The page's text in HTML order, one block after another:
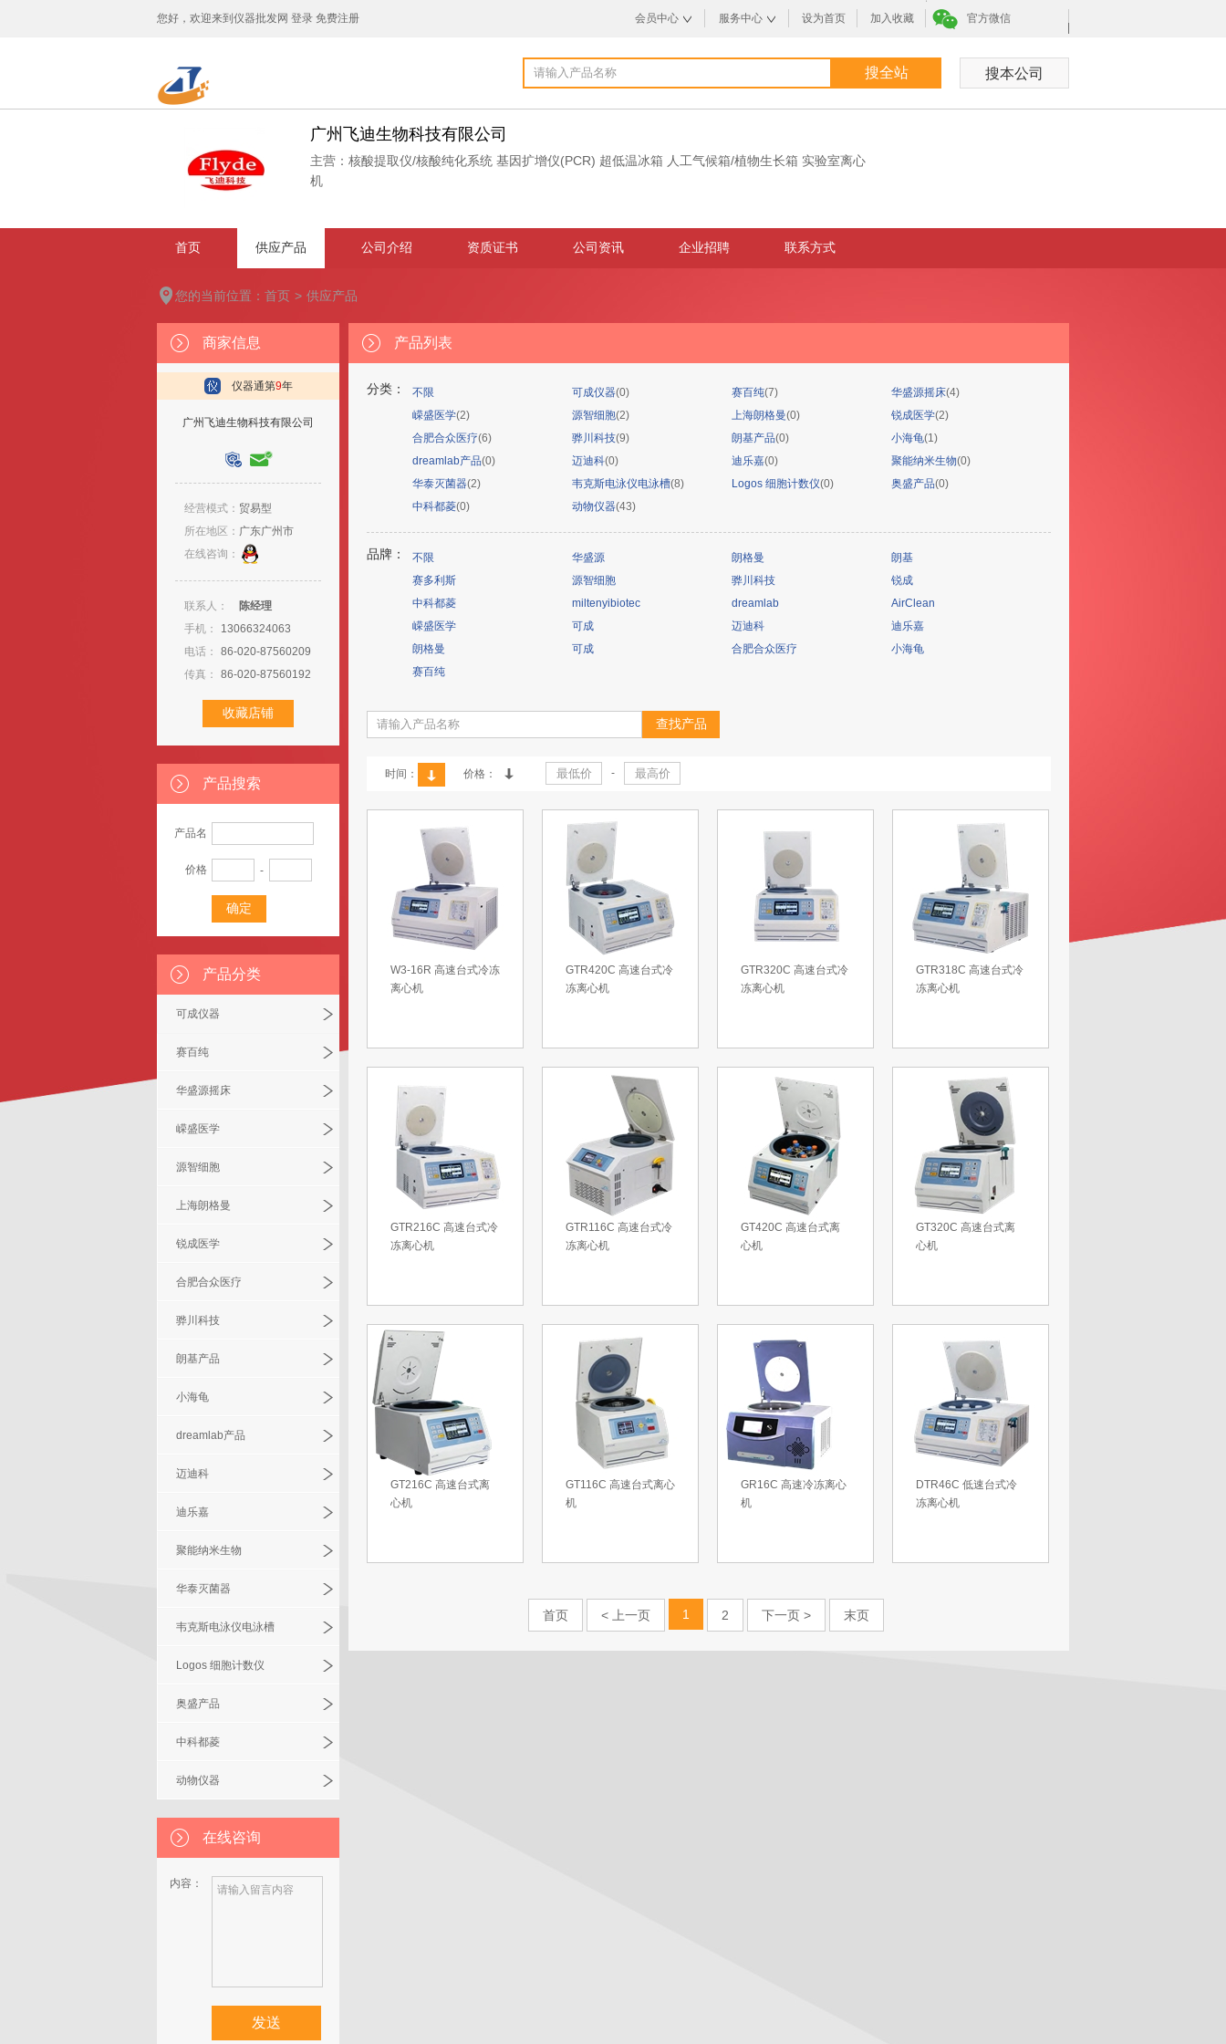
您好，欢迎来到 仪器批发网 登录 免费注册 会员中心 服务中心 设为首页 加入收藏 官方微信
广州飞迪生物科技有限公司
主营： 核酸提取仪/核酸纯化系统 基因扩增仪(PCR) 超低温冰箱 人工气候箱/植物生长箱 实验室离心
机
首页 供应产品 公司介绍 资质证书 公司资讯 企业招聘 联系方式
您的当前位置： 首页 > 供应产品
商家信息
仪器通第9年
广州飞迪生物科技有限公司
经营模式： 贸易型
所在地区： 广东广州市
在线咨询：
联系人：
陈经理
手机：
13066324063
电话：
86-020-87560209
传真：
86-020-87560192
产品搜索
产品名
价格 -
产品分类
可成仪器
赛百纯
华盛源摇床
嵘盛医学
源智细胞
上海朗格曼
锐成医学
合肥合众医疗
骅川科技
朗基产品
小海龟
dreamlab产品
迈迪科
迪乐嘉
聚能纳米生物
华泰灭菌器
韦克斯电泳仪电泳槽
Logos 细胞计数仪
奥盛产品
中科都菱
动物仪器
在线咨询
内容：
产品列表
分类： 不限 可成仪器(0) 赛百纯(7) 华盛源摇床(4)
嵘盛医学(2) 源智细胞(2) 上海朗格曼(0) 锐成医学(2)
合肥合众医疗(6) 骅川科技(9) 朗基产品(0) 小海龟(1)
dreamlab产品(0) 迈迪科(0) 迪乐嘉(0) 聚能纳米生物(0)
华泰灭菌器(2) 韦克斯电泳仪电泳槽(8) Logos 细胞计数仪(0) 奥盛产品(0)
中科都菱(0) 动物仪器(43)
品牌： 不限 华盛源 朗格曼
朗基
赛多利斯
源智细胞 骅川科技
锐成
中科都菱
miltenyibiotec dreamlab
AirClean
嵘盛医学
可成 迈迪科
迪乐嘉
朗格曼
可成 合肥合众医疗
小海龟
赛百纯
时间： 价格： -
W3-16R 高速台式冷冻
离心机
GTR420C 高速台式冷
冻离心机
GTR320C 高速台式冷
冻离心机
GTR318C 高速台式冷
冻离心机
GTR216C 高速台式冷
冻离心机
GTR116C 高速台式冷
冻离心机
GT420C 高速台式离
心机
GT320C 高速台式离
心机
GT216C 高速台式离
心机
GT116C 高速台式离心
机
GR16C 高速冷冻离心
机
DTR46C 低速台式冷
冻离心机
首页 < 上一页 1 2 下一页 > 末页